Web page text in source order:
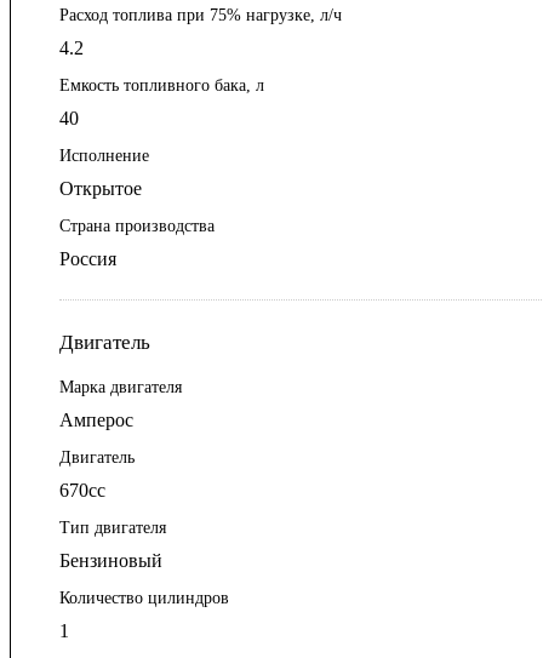
Расход топлива при 75% нагрузке, л/ч
4.2
Емкость топливного бака, л
40
Исполнение
Открытое
Страна производства
Россия
Двигатель
Марка двигателя
Амперос
Двигатель
670сс
Тип двигателя
Бензиновый
Количество цилиндров
1